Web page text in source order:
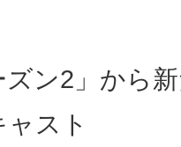
ズン2」から
スト